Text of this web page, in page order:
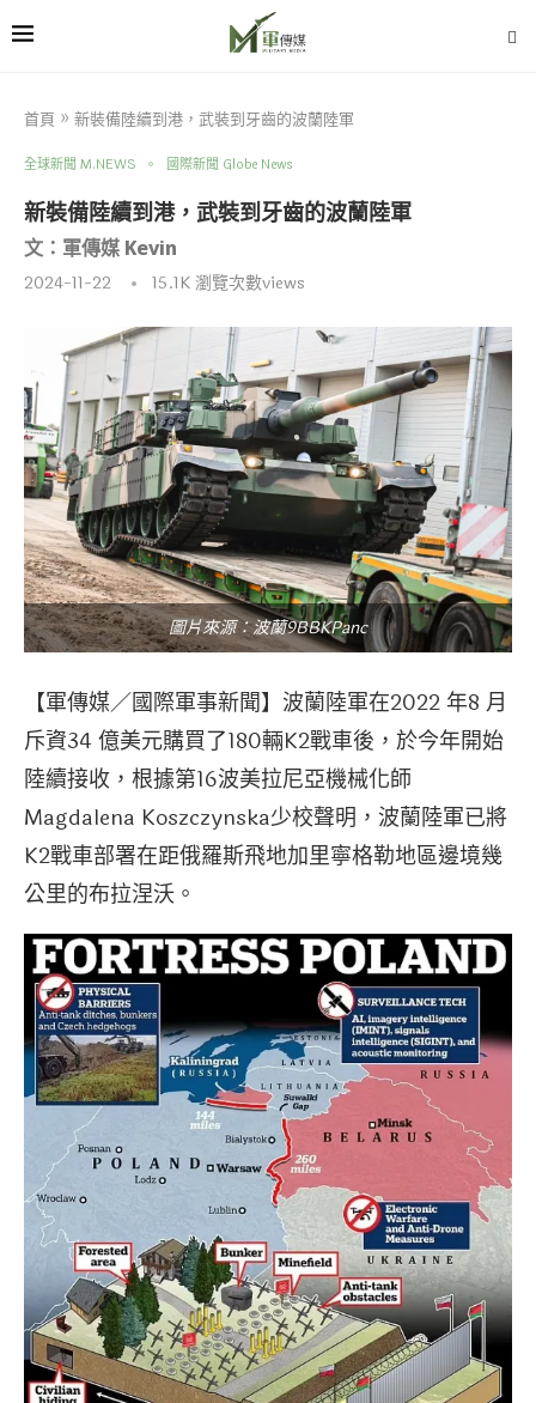
首頁 » 新裝備陸續到港，武裝到牙齒的波蘭陸軍
全球新聞 M.NEWS 國際新聞 Globe News
新裝備陸續到港，武裝到牙齒的波蘭陸軍
文：軍傳媒 Kevin
2024-11-22 15.1K瀏覽次數views
圖片來源：波蘭9BBKPanc
【軍傳媒／國際軍事新聞】波蘭陸軍在2022 年8 月
斥資34 億美元購買了180輛K2戰車後，於今年開始
陸續接收，根據第16波美拉尼亞機械化師
Magdalena Koszczynska少校聲明，波蘭陸軍已將
K2戰車部署在距俄羅斯飛地加里寧格勒地區邊境幾
公里的布拉涅沃。